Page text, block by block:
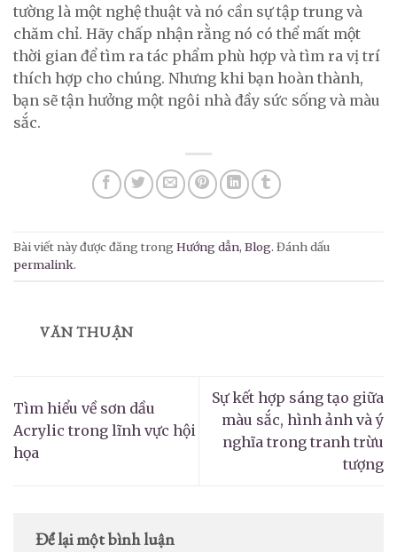
tường là một nghệ thuật và nó cần sự tập trung và
chăm chỉ. Hãy chấp nhận rằng nó có thể mất một
thời gian để tìm ra tác phẩm phù hợp và tìm ra vị trí
thích hợp cho chúng. Nhưng khi bạn hoàn thành,
bạn sẽ tận hưởng một ngôi nhà đầy sức sống và màu
sắc.
Bài viết này được đăng trong Hướng dẫn, Blog. Đánh dấu
permalink.
VĂN THUẬN
Tìm hiểu về sơn dầu
Acrylic trong lĩnh vực hội
họa
Sự kết hợp sáng tạo giữa
màu sắc, hình ảnh và ý
nghĩa trong tranh trừu
tượng
Để lại một bình luận